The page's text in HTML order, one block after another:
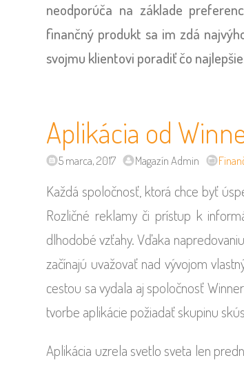
neodporúča na základe
finančný produkt sa im zdá
svojmu klientovi poradiť čo
Aplikácia od
5 marca, 2017 Magazín Admin
Každá spoločnosť, ktorá chce byť
Rozličné reklamy či prístup k
dlhodobé vzťahy. Vďaka
začínajú uvažovať nad vývojom
cestou sa vydala aj spoločnosť
tvorbe aplikácie požiadať skupinu
Aplikácia uzrela svetlo sveta len